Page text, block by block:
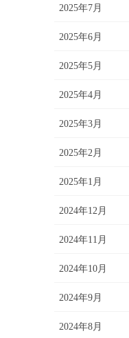
2025年7月
2025年6月
2025年5月
2025年4月
2025年3月
2025年2月
2025年1月
2024年12月
2024年11月
2024年10月
2024年9月
2024年8月